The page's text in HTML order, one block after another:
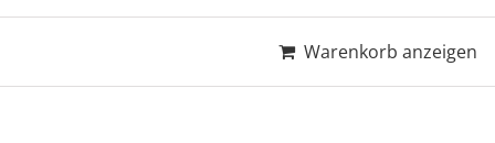
Warenkorb anzeigen